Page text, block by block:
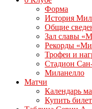
Форма
История
Общие
Зал славы
Рекорды
Трофеи и
Стадион
Миланелло
Матчи
Календарь
Купить